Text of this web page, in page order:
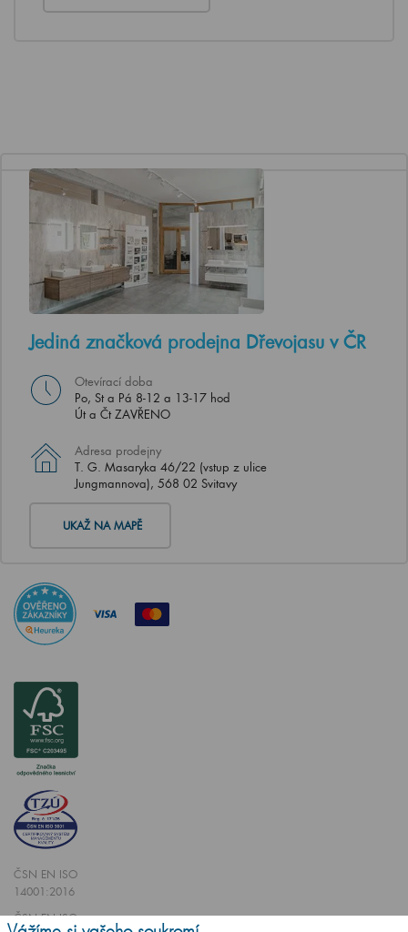
Jediná značková prodejna Dřevojasu v ČR
Otevírací doba
Po, St a Pá 8-12 a 13-17 hod
Út a Čt ZAVŘENO
Adresa prodejny
T. G. Masaryka 46/22 (vstup z ulice
Jungmannova), 568 02 Svitavy
UKAŽ NA MAPĚ
ČSN EN ISO
14001:2016
ČSN EN ISO